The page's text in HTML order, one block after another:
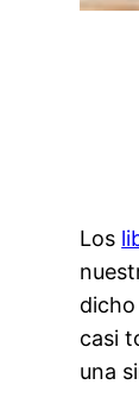
Los
casi
una